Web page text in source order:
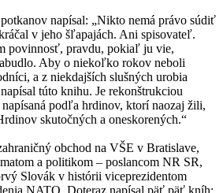
napísal: „Nikto nemá právo súdiť
v jeho šľapajách. Ani spisovateľ.
povinnosť, pravdu, pokiaľ ju vie,
Aby o niekoľko rokov neboli
a z niekdajších slušných urobia
túto knihu. Je rekonštrukciou
podľa hrdinov, ktorí naozaj žili,
skutočných a oneskorených.“
obchod na VŠE v Bratislave,
a politikom – poslancom NR SR,
Slovák v histórii viceprezidentom